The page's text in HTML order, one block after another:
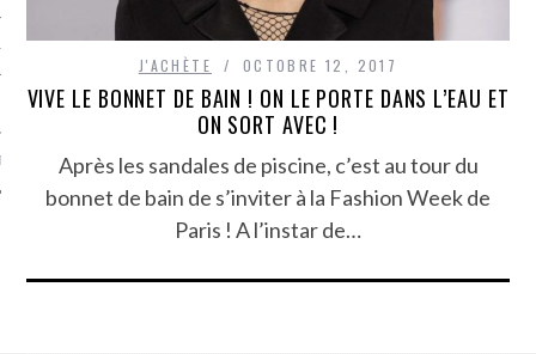
ARCACHON
J'ACHÈTE OCTOBRE 12, 2017
VIVE LE BONNET DE BAIN ! ON LE PORTE DANS L’EAU ET
ON SORT AVEC !
Après les sandales de piscine, c’est au tour du
bonnet de bain de s’inviter à la Fashion Week de
Paris ! A l’instar de…